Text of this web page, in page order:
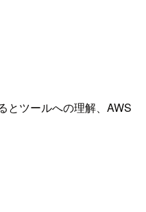
とツールへの理解、AWS